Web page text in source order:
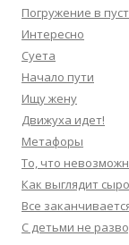
Погружение в
Интересно
Суета
Начало пути
Ищу жену
Движуха идет!
Метафоры
То, что
Как выглядит
Все
С детьми не